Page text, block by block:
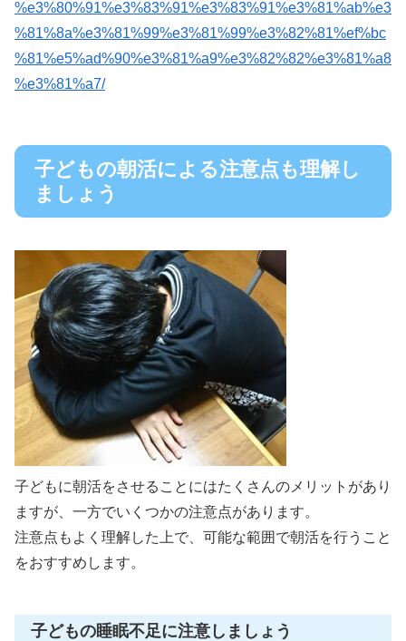
%e3%80%91%e3%83%91%e3%83%91%e3%81%ab%e3
%81%8a%e3%81%99%e3%81%99%e3%82%81%ef%bc
%81%e5%ad%90%e3%81%a9%e3%82%82%e3%81%a8
%e3%81%a7/
子どもの朝活による注意点も理解し
ましょう
子どもに朝活をさせることにはたくさんのメリットがあり
ますが、一方でいくつかの注意点があります。
注意点もよく理解した上で、可能な範囲で朝活を行うこと
をおすすめします。
子どもの睡眠不足に注意しましょう